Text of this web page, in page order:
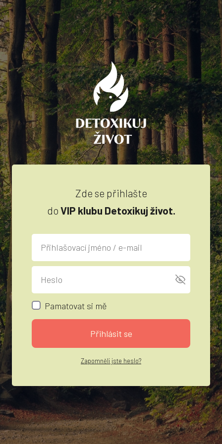
Zde se přihlašte
do VIP klubu Detoxikuj život.
Pamatovat si mě
Přihlásit se
Zapomněli jste heslo?